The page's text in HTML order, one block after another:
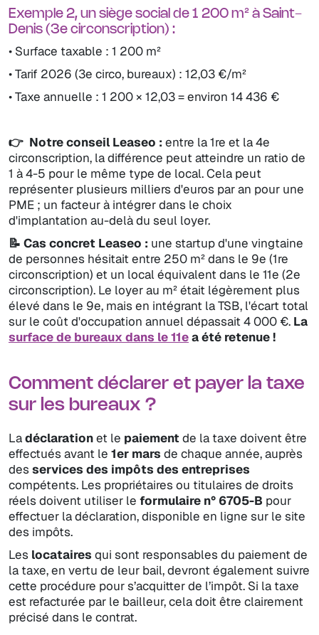
Exemple 2, un siège social de 1 200 m² à Saint-
Denis (3e circonscription) :
• Surface taxable : 1 200 m²
• Tarif 2026 (3e circo, bureaux) : 12,03 €/m²
• Taxe annuelle : 1 200 × 12,03 = environ 14 436 €
👉 Notre conseil Leaseo : entre la 1re et la 4e
circonscription, la différence peut atteindre un ratio de
1 à 4-5 pour le même type de local. Cela peut
représenter plusieurs milliers d'euros par an pour une
PME ; un facteur à intégrer dans le choix
d'implantation au-delà du seul loyer.
📝 Cas concret Leaseo : une startup d'une vingtaine
de personnes hésitait entre 250 m² dans le 9e (1re
circonscription) et un local équivalent dans le 11e (2e
circonscription). Le loyer au m² était légèrement plus
élevé dans le 9e, mais en intégrant la TSB, l'écart total
sur le coût d'occupation annuel dépassait 4 000 €. La
surface de bureaux dans le 11ea été retenue !
Comment déclarer et payer la taxe
sur les bureaux ?
Ladéclarationet le paiementde la taxe doivent être
effectués avant le 1er mars de chaque année, auprès
desservices des impôts des entreprises
compétents. Les propriétaires ou titulaires de droits
réels doivent utiliser le formulaire n° 6705-B pour
effectuer la déclaration, disponible en ligne sur le site
des impôts.
Les locataires qui sont responsables du paiement de
la taxe, en vertu de leur bail, devront également suivre
cette procédure pour s’acquitter de l’impôt. Si la taxe
est refacturée par le bailleur, cela doit être clairement
précisé dans le contrat.